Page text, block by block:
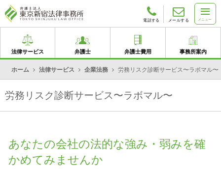
電話する メールする メニュー
法律サービス 弁護士 弁護士費用 事務所案内
ホーム 法律サービス 企業法務 労務リスク診断サービス〜ラボマル〜
労務リスク診断サービス〜ラボマル〜
あなたの会社の法的な強み・弱みを確
かめてみませんか